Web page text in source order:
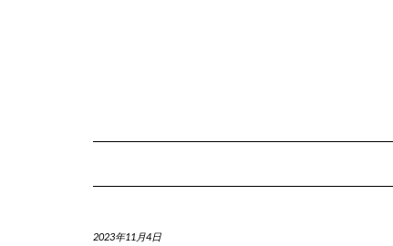
2023年11月4日